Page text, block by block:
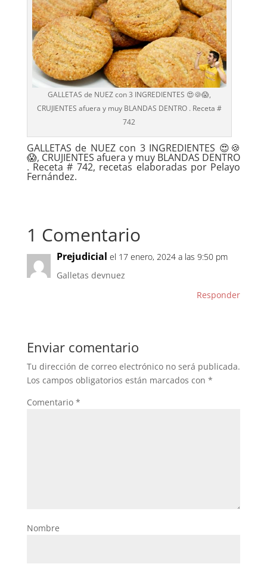
GALLETAS de NUEZ con 3 INGREDIENTES 😍🍪😱,
CRUJIENTES afuera y muy BLANDAS DENTRO . Receta #
742
GALLETAS de NUEZ con 3 INGREDIENTES 😍🍪
😱, CRUJIENTES afuera y muy BLANDAS DENTRO
. Receta # 742, recetas elaboradas por Pelayo
Fernández.
1 Comentario
Prejudicial el 17 enero, 2024 a las 9:50 pm
Galletas devnuez
Responder
Enviar comentario
Tu dirección de correo electrónico no será publicada.
Los campos obligatorios están marcados con *
Comentario *
Nombre